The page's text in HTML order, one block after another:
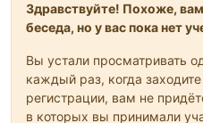
Здравствуйте! Похоже,
беседа, но у вас пока нет
Вы устали просматривать
каждый раз, когда
регистрации, вам не
в которых вы принимали